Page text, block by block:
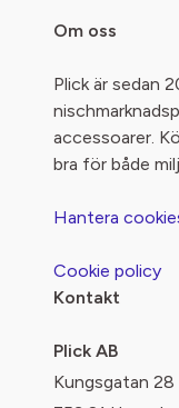
Om oss
Plick är sedan
accessoarer.
bra för både
Hantera
Cookie policy
Kontakt
Plick AB
Kungsgatan 28